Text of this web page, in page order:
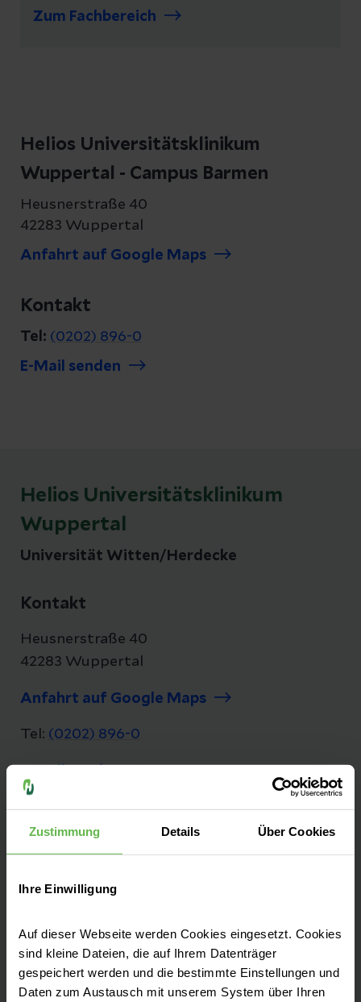
Zustimmung Details Über Cookies
Ihre Einwilligung
Auf dieser Webseite werden Cookies eingesetzt. Cookies
sind kleine Dateien, die auf Ihrem Datenträger
gespeichert werden und die bestimmte Einstellungen und
Daten zum Austausch mit unserem System über Ihren
Zum Fachbereich
Helios Universitätsklinikum
Wuppertal - Campus Barmen
Heusnerstraße 40
42283 Wuppertal
Anfahrt auf Google Maps
Kontakt
Tel: (0202) 896-0
E-Mail senden
Helios Universitätsklinikum
Wuppertal
Universität Witten/Herdecke
Kontakt
Heusnerstraße 40
42283 Wuppertal
Anfahrt auf Google Maps
Tel: (0202) 896-0
Sie finden uns an zwei Standorten in
Wuppertal:
Campus Elberfeld (Herzzentrum, ENDO-
Klinik, Schlaflabor und Praxen)